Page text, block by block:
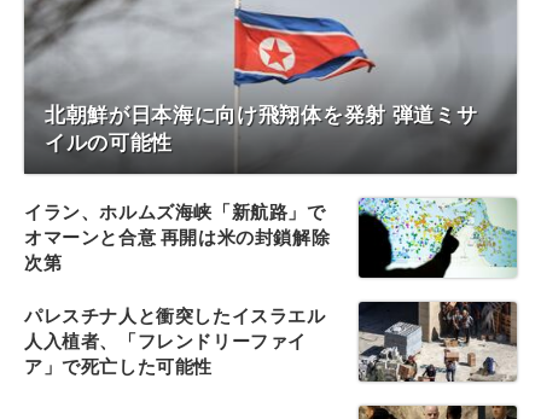
北朝鮮が日本海に向け飛翔体を発射 弾道ミサ
イルの可能性
イラン、ホルムズ海峡「新航路」で
オマーンと合意 再開は米の封鎖解除
次第
パレスチナ人と衝突したイスラエル
人入植者、「フレンドリーファイ
ア」で死亡した可能性